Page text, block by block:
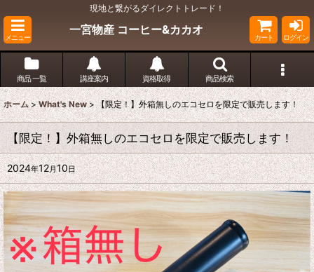
現地と繋がるダイレクトトレード！
メニュー
一宮物産 コーヒー&カカオ
カート ログイン
商品 一覧 講座案内 資格取得 商品検索
ホーム > What's New > 【限定！】外箱無しのエコセロを限定で販売します！
【限定！】外箱無しのエコセロを限定で販売します！
2024年12月10日